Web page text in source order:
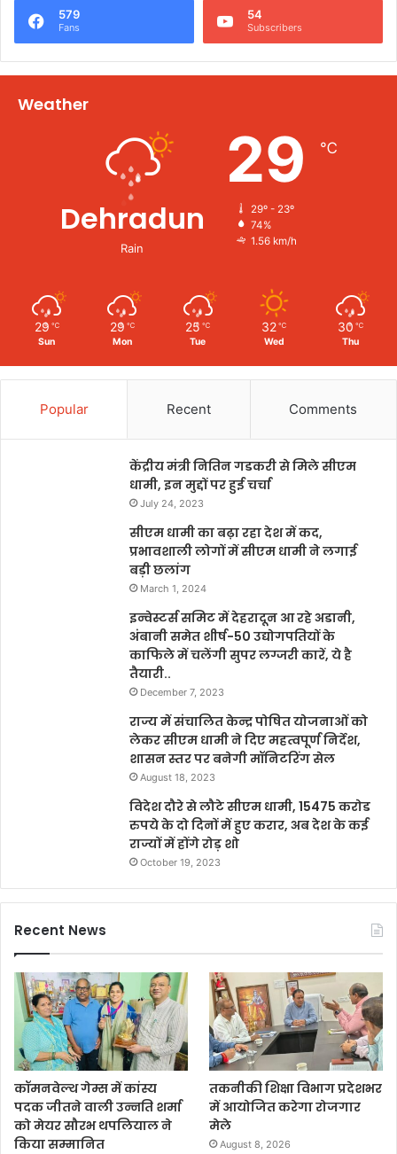
579
Fans
54
Subscribers
Weather
Dehradun
Rain
29 ℃
29º - 23º
74%
1.56 km/h
29 ℃
Sun
29 ℃
Mon
25 ℃
Tue
32 ℃
Wed
30 ℃
Thu
Popular Recent Comments
केंद्रीय मंत्री नितिन गडकरी से मिले सीएम
धामी, इन मुद्दों पर हुई चर्चा
July 24, 2023
सीएम धामी का बढ़ा रहा देश में कद,
प्रभावशाली लोगों में सीएम धामी ने लगाई
बड़ी छलांग
March 1, 2024
इन्वेस्टर्स समिट में देहरादून आ रहे अडानी,
अंबानी समेत शीर्ष-50 उद्योगपतियों के
काफिले में चलेंगी सुपर लग्जरी कारें, ये है
तैयारी..
December 7, 2023
राज्य में संचालित केन्द्र पोषित योजनाओं को
लेकर सीएम धामी ने दिए महत्वपूर्ण निर्देश,
शासन स्तर पर बनेगी मॉनिटरिंग सेल
August 18, 2023
विदेश दौरे से लौटे सीएम धामी, 15475 करोड
रुपये के दो दिनों में हुए करार, अब देश के कई
राज्यों में होंगे रोड़ शो
October 19, 2023
Recent News
कॉमनवेल्थ गेम्स में कांस्य
पदक जीतने वाली उन्नति शर्मा
को मेयर सौरभ थपलियाल ने
किया सम्मानित
तकनीकी शिक्षा विभाग प्रदेशभर
में आयोजित करेगा रोजगार
मेले
August 8, 2026